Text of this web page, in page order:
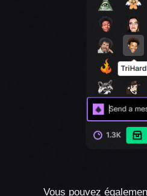
Vous pouvez